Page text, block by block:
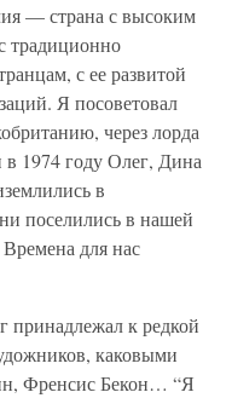
— страна с высоким
традиционно
с ее развитой
Я посоветовал
через лорда
в 1974 году Олег, Дина
в
поселились в нашей
для нас
принадлежал к редкой
каковыми
Френсис Бекон… “Я